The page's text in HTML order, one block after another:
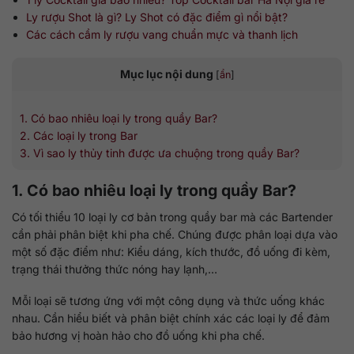
Ly rượu Shot là gì? Ly Shot có đặc điểm gì nổi bật?
Các cách cầm ly rượu vang chuẩn mực và thanh lịch
Mục lục nội dung [ẩn]
1. Có bao nhiêu loại ly trong quầy Bar?
2. Các loại ly trong Bar
3. Vì sao ly thủy tinh được ưa chuộng trong quầy Bar?
1. Có bao nhiêu loại ly trong quầy Bar?
Có tối thiểu 10 loại ly cơ bản trong quầy bar mà các Bartender
cần phải phân biệt khi pha chế. Chúng được phân loại dựa vào
một số đặc điểm như: Kiểu dáng, kích thước, đồ uống đi kèm,
trạng thái thưởng thức nóng hay lạnh,…
Mỗi loại sẽ tương ứng với một công dụng và thức uống khác
nhau. Cần hiểu biết và phân biệt chính xác các loại ly để đảm
bảo hương vị hoàn hảo cho đồ uống khi pha chế.